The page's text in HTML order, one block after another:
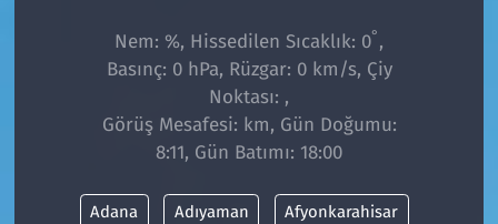
Nem: %, Hissedilen Sıcaklık: 0° ,
Basınç: 0 hPa, Rüzgar: 0 km/s, Çiy
Noktası: ,
Görüş Mesafesi: km, Gün Doğumu:
8:11, Gün Batımı: 18:00
Adana Adıyaman Afyonkarahisar